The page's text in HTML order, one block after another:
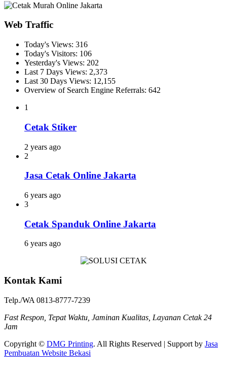
Web Traffic
Today's Views: 316
Today's Visitors: 106
Yesterday's Views: 202
Last 7 Days Views: 2,373
Last 30 Days Views: 12,155
Overview of Search Engine Referrals: 642
1
Cetak Stiker
2 years ago
2
Jasa Cetak Online Jakarta
6 years ago
3
Cetak Spanduk Online Jakarta
6 years ago
Kontak Kami
Telp./WA 0813-8777-7239
Fast Respon, Tepat Waktu, Jaminan Kualitas, Layanan Cetak 24
Jam
Copyright © DMG Printing. All Rights Reserved | Support by Jasa
Pembuatan Website Bekasi